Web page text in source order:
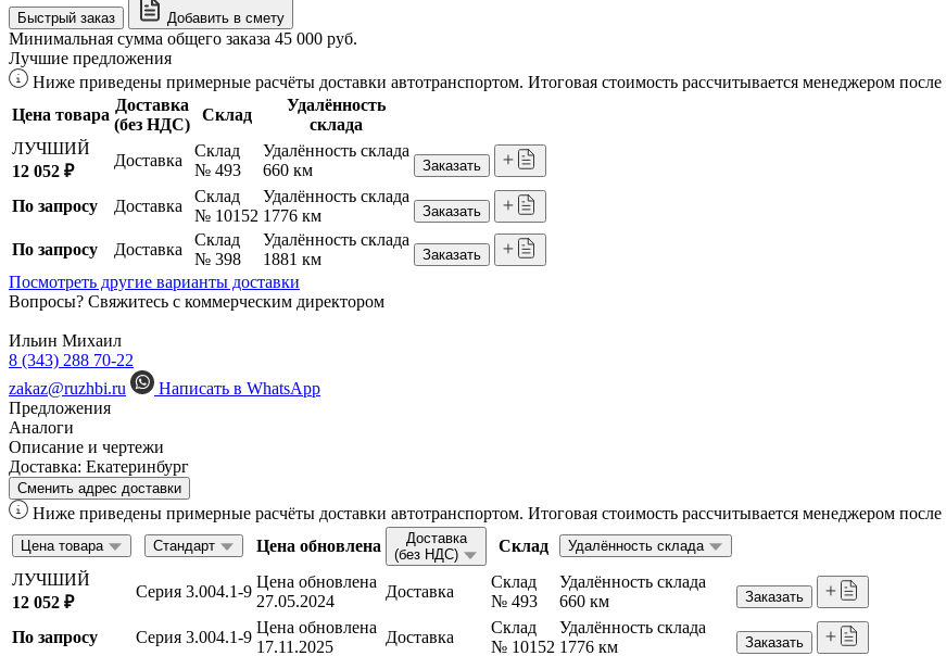
Быстрый заказ Добавить в смету
Минимальная сумма общего заказа 45 000 руб.
Лучшие предложения
Ниже приведены примерные расчёты доставки автотранспортом. Итоговая стоимость рассчитывается менеджером после
Цена товара
Доставка
(без НДС)
Склад
Удалённость
склада
ЛУЧШИЙ
12 052 ₽
Доставка
Склад
№ 493
Удалённость склада
660 км
Заказать
По запросу Доставка
Склад
№ 10152
Удалённость склада
1776 км
Заказать
По запросу Доставка
Склад
№ 398
Удалённость склада
1881 км
Заказать
Посмотреть другие варианты доставки
Вопросы? Свяжитесь с коммерческим директором
Ильин Михаил
8 (343) 288 70-22
zakaz@ruzhbi.ru
Написать в WhatsApp
Предложения
Аналоги
Описание и чертежи
Доставка: Екатеринбург
Сменить адрес доставки
Ниже приведены примерные расчёты доставки автотранспортом. Итоговая стоимость рассчитывается менеджером после
Цена товара Стандарт Цена обновлена
Доставка
(без НДС)
Склад Удалённость склада
ЛУЧШИЙ
12 052 ₽
Серия 3.004.1-9
Цена обновлена
27.05.2024
Доставка
Склад
№ 493
Удалённость склада
660 км
Заказать
По запросу Серия 3.004.1-9
Цена обновлена
17.11.2025
Доставка
Склад
№ 10152
Удалённость склада
1776 км
Заказать